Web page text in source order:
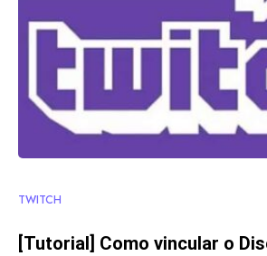
TWITCH
[Tutorial] Como vincular o